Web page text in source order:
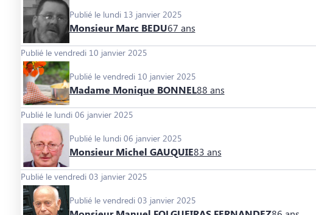
Publié le lundi 13 janvier 2025
Monsieur Marc BEDU67 ans
Publié le vendredi 10 janvier 2025
Publié le vendredi 10 janvier 2025
Madame Monique BONNEL88 ans
Publié le lundi 06 janvier 2025
Publié le lundi 06 janvier 2025
Monsieur Michel GAUQUIE83 ans
Publié le vendredi 03 janvier 2025
Publié le vendredi 03 janvier 2025